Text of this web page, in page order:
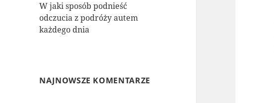
W jaki sposób podnieść
odczucia z podróży autem
każdego dnia
NAJNOWSZE KOMENTARZE